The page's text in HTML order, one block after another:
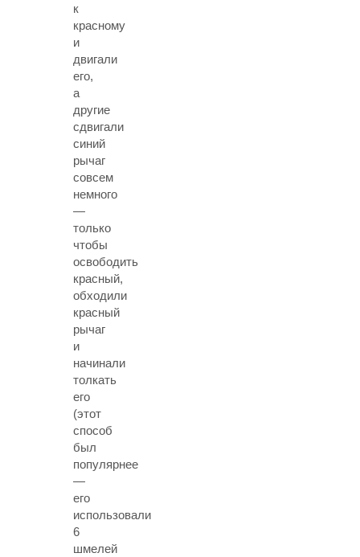
к
красному
и
двигали
его,
а
другие
сдвигали
синий
рычаг
совсем
немного
—
только
чтобы
освободить
красный,
обходили
красный
рычаг
и
начинали
толкать
его
(этот
способ
был
популярнее
—
его
использовали
6
шмелей